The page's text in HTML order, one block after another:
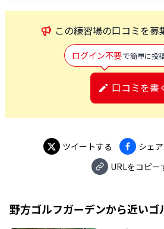
この練習場の口コミを募
ログイン不要で簡単に投
口コミを書
ツイートする シェ
URLをコピー
野方ゴルフガーデンから近いゴ